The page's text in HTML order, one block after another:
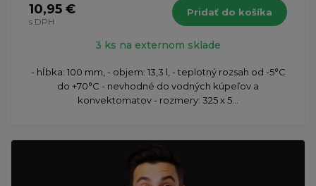
10,95 €
s DPH
Pridať do košíka
3 ks na externom sklade
- hĺbka: 100 mm, - objem: 13,3 l, - teplotný rozsah od -5°C
do +70°C - nevhodné do vodných kúpeľov a
konvektomatov - rozmery: 325 x 5...